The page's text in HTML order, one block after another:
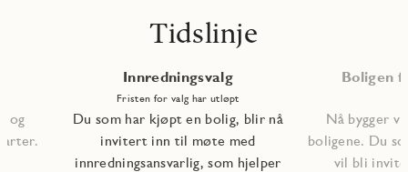
Tidslinje
og
Innredningsvalg
Fristen for valg har utløpt
Du som har kjøpt en bolig, blir nå
invitert inn til møte med
innredningsansvarlig, som hjelper
Boligen
Nå bygger
boligene. Du
vil bli